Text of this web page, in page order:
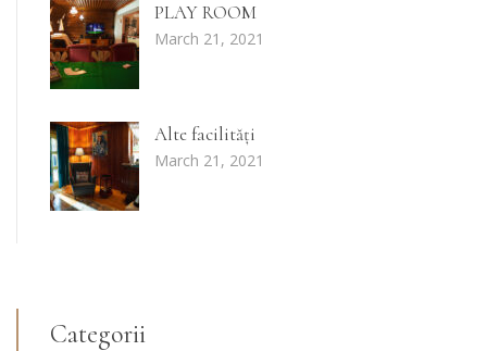
PLAY ROOM
March 21, 2021
Alte facilități
March 21, 2021
Categorii